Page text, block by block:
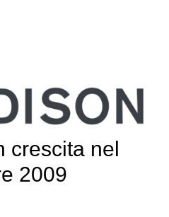
crescita nel
2009